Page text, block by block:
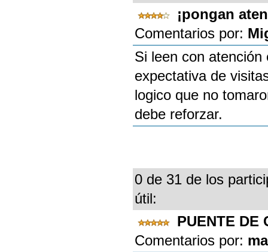
¡pongan
Comentarios por:
Si leen con
expectativa de
logico que no
debe reforzar.
0 de 31 de los
útil:
PUENTE DE
Comentarios por: